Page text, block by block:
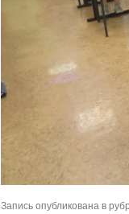
Запись опубликована в